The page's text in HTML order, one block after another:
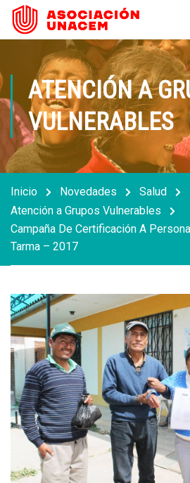
ATENCIÓN A
VULNERABLES
Inicio Novedades
Salud
Atención a Grupos Vulnerables
Campaña De Certificación A
Tarma – 2017